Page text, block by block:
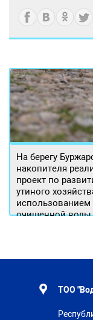
На берегу
накопителя
проект по
утиного
использованием
очищенной воды
ТОО